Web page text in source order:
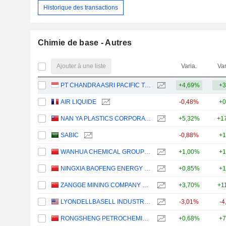
Historique des transactions
Chimie de base - Autres
Ajouter à une liste Varia.
PT CHANDRA ASRI PACIFIC TBK +4,69%
AIR LIQUIDE -0,48%
NAN YA PLASTICS CORPORATION +5,32%
SABIC -0,88%
WANHUA CHEMICAL GROUP CO., LTD. +1,00%
NINGXIA BAOFENG ENERGY GROUP CO., LTD. +0,85%
ZANGGE MINING COMPANY LIMITED +3,70%
LYONDELLBASELL INDUSTRIES N.V. -3,01% -
RONGSHENG PETROCHEMICAL CO., LTD. +0,68%